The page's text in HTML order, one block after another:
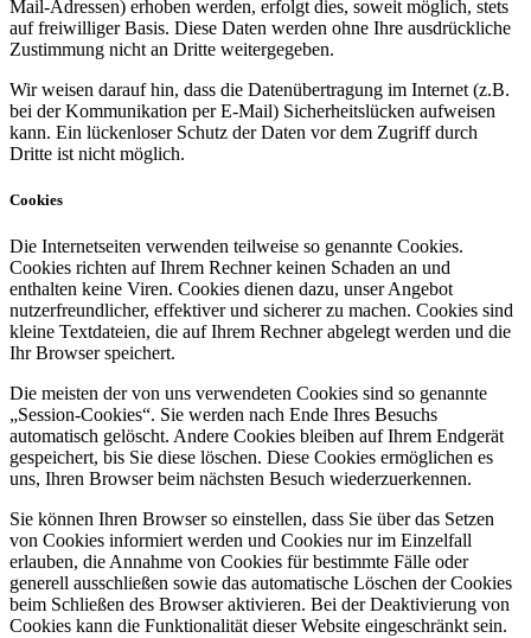
Mail-Adressen) erhoben werden, erfolgt dies, soweit möglich, stets
auf freiwilliger Basis. Diese Daten werden ohne Ihre ausdrückliche
Zustimmung nicht an Dritte weitergegeben.
Wir weisen darauf hin, dass die Datenübertragung im Internet (z.B.
bei der Kommunikation per E-Mail) Sicherheitslücken aufweisen
kann. Ein lückenloser Schutz der Daten vor dem Zugriff durch
Dritte ist nicht möglich.
Cookies
Die Internetseiten verwenden teilweise so genannte Cookies.
Cookies richten auf Ihrem Rechner keinen Schaden an und
enthalten keine Viren. Cookies dienen dazu, unser Angebot
nutzerfreundlicher, effektiver und sicherer zu machen. Cookies sind
kleine Textdateien, die auf Ihrem Rechner abgelegt werden und die
Ihr Browser speichert.
Die meisten der von uns verwendeten Cookies sind so genannte
„Session-Cookies“. Sie werden nach Ende Ihres Besuchs
automatisch gelöscht. Andere Cookies bleiben auf Ihrem Endgerät
gespeichert, bis Sie diese löschen. Diese Cookies ermöglichen es
uns, Ihren Browser beim nächsten Besuch wiederzuerkennen.
Sie können Ihren Browser so einstellen, dass Sie über das Setzen
von Cookies informiert werden und Cookies nur im Einzelfall
erlauben, die Annahme von Cookies für bestimmte Fälle oder
generell ausschließen sowie das automatische Löschen der Cookies
beim Schließen des Browser aktivieren. Bei der Deaktivierung von
Cookies kann die Funktionalität dieser Website eingeschränkt sein.